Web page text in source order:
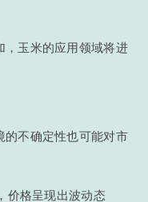
玉米的应用领域将进
的不确定性也可能对市
价格呈现出波动态